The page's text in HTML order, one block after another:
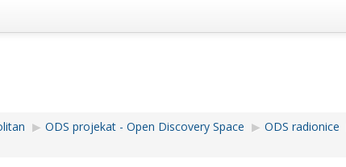
▶︎ ODS projekat - Open Discovery Space ▶︎ ODS radionice